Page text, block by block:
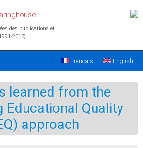
des publications et
2013)
English
Français
learned from the
Educational Quality
approach